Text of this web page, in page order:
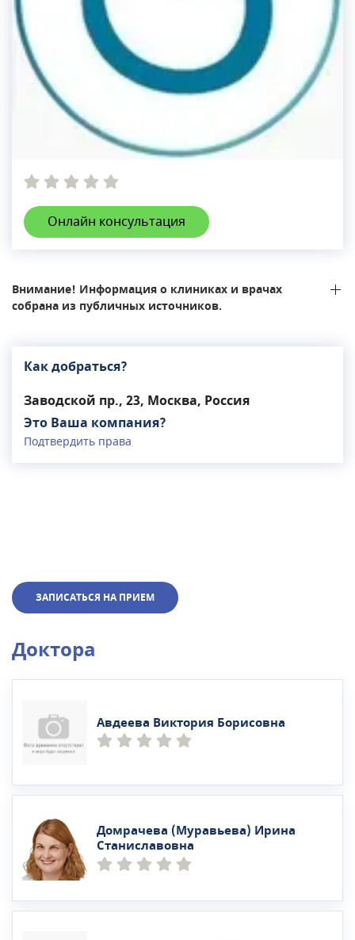
Онлайн консультация
Внимание! Информация о клиниках и врачах
собрана из публичных источников.
Как добраться?
Заводской пр., 23, Москва, Россия
Это Ваша компания?
Подтвердить права
ЗАПИСАТЬСЯ НА ПРИЕМ
Доктора
Авдеева Виктория Борисовна
Домрачева (Муравьева) Ирина
Станиславовна